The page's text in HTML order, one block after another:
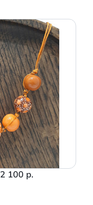
2 100 р.